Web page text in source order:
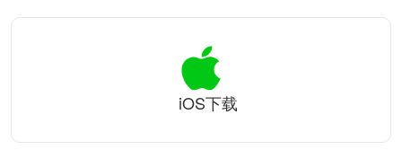
iOS下载